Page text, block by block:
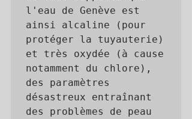
l'eau de Genève est
ainsi alcaline (pour
protéger la tuyauterie)
et très oxydée (à cause
notamment du chlore),
des paramètres
désastreux entraînant
des problèmes de peau